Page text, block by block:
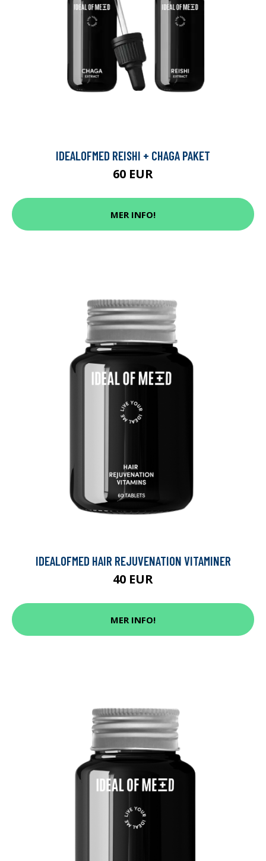
IDEALOFMED REISHI + CHAGA PAKET
60 EUR
MER INFO!
IDEALOFMED HAIR REJUVENATION VITAMINER
40 EUR
MER INFO!